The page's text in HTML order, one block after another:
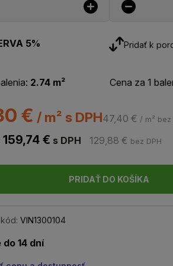
5% Pridať k
2.74 m² Cena za 1
€ / m² s DPH47,40 € / m² bez
159,74 € s DPH 129,88 € bez DPH
PRIDAŤ DO KOŠÍKA
VIN1300104
14 dní